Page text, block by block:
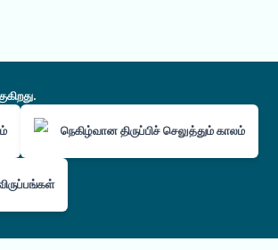
நெகிழ்வான திருப்பிச் செலுத்தும் காலம்